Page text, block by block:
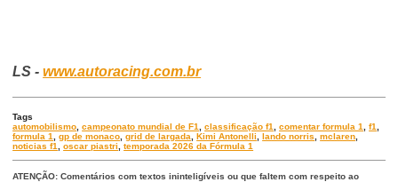
LS -www.autoracing.com.br
Tags
automobilismo ,campeonato mundial de F1 ,classificação f1 ,comentar formula 1 ,f1
formula 1
,gp de monaco ,grid de largada ,Kimi Antonelli ,lando norris ,mclaren
noticias f1
,oscar piastri ,temporada 2026 da Fórmula 1
ATENÇÃO: Comentários com textos ininteligíveis ou que faltem com respeito ao